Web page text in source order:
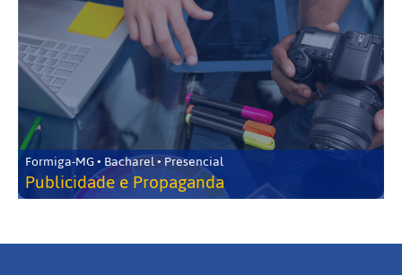
Formiga-MG • Bacharel • Presencial
Publicidade e Propaganda